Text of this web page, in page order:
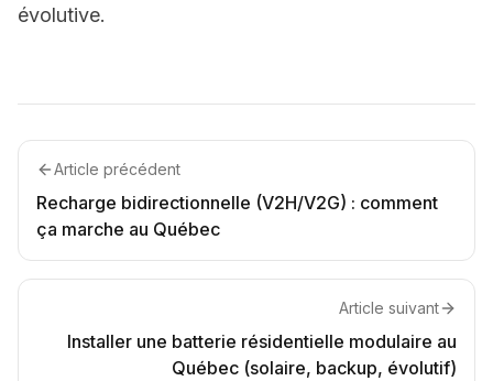
évolutive.
Article précédent
Recharge bidirectionnelle (V2H/V2G) : comment
ça marche au Québec
Article suivant
Installer une batterie résidentielle modulaire au
Québec (solaire, backup, évolutif)